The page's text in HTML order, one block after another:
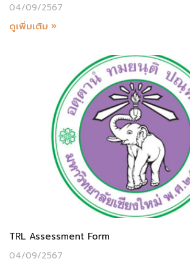
04/09/2567
ดูเพิ่มเติม »
TRL Assessment Form
04/09/2567